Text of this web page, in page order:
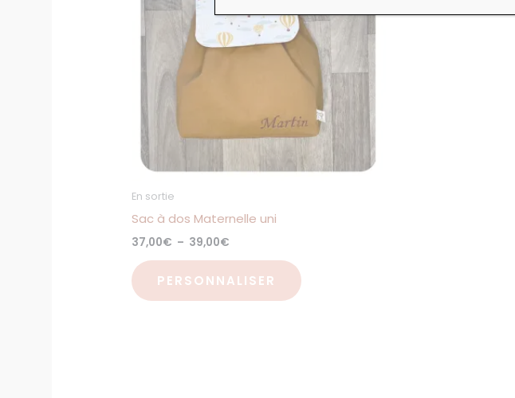
En sortie
Sac à dos Maternelle uni
37,00€ – 39,00€
PERSONNALISER
variations.
Les
options
peuvent
être
choisies
la